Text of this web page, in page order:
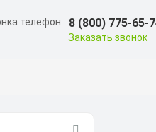
8 (800) 775-65-
Заказать звонок